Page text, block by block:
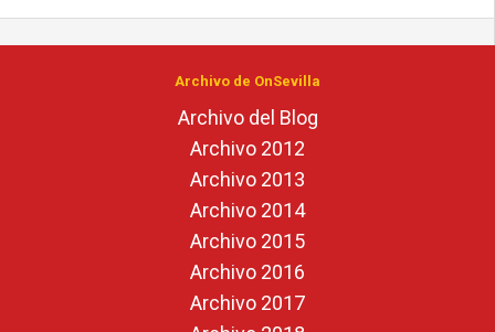
Archivo de OnSevilla
Archivo del Blog
Archivo 2012
Archivo 2013
Archivo 2014
Archivo 2015
Archivo 2016
Archivo 2017